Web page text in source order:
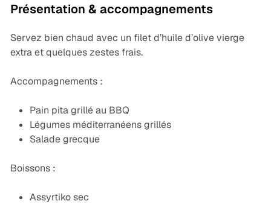
Présentation & accompagnements
Servez bien chaud avec un filet d’huile d’olive vierge
extra et quelques zestes frais.
Accompagnements :
Pain pita grillé au BBQ
Légumes méditerranéens grillés
Salade grecque
Boissons :
Assyrtiko sec